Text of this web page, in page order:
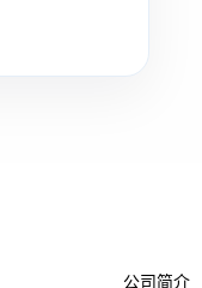
公司简介